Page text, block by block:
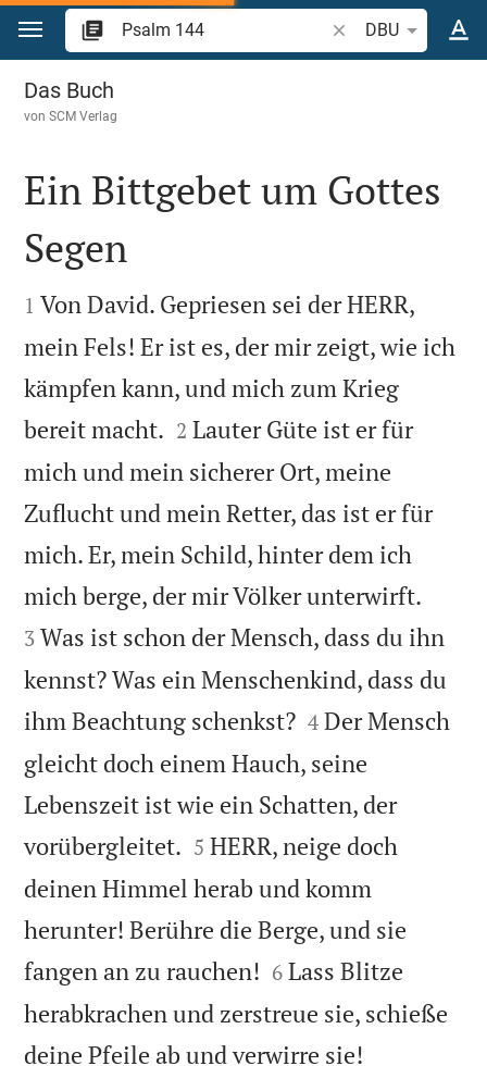
Zum Inhalt springen
Bibelstelle oder
DBU
Psalm 144
Das Buch
vonSCM Verlag

Ein Bittgebet um Gottes
Segen

1 Von David. Gepriesen sei der HERR,
mein Fels! Er ist es, der mir zeigt, wie ich
kämpfen kann, und mich zum Krieg
bereit macht. 

2 Lauter Güte ist er für
mich und mein sicherer Ort, meine
Zuflucht und mein Retter, das ist er für
mich. Er, mein Schild, hinter dem ich
mich berge, der mir Völker unterwirft.
3 Was ist schon der Mensch, dass du ihn
kennst? Was ein Menschenkind, dass du
ihm Beachtung schenkst?
4 Der Mensch
gleicht doch einem Hauch, seine
Lebenszeit ist wie ein Schatten, der
vorübergleitet. 

5 HERR, neige doch
deinen Himmel herab und komm
herunter! Berühre die Berge, und sie
fangen an zu rauchen! 

6 Lass Blitze
herabkrachen und zerstreue sie, schieße
deine Pfeile ab und verwirre sie!